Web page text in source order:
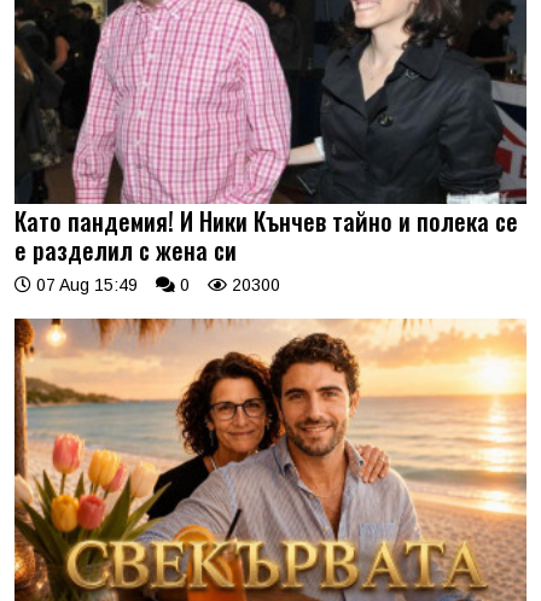
Като пандемия! И Ники Кънчев тайно и полека се
е разделил с жена си
07 Aug 15:49 0 20300